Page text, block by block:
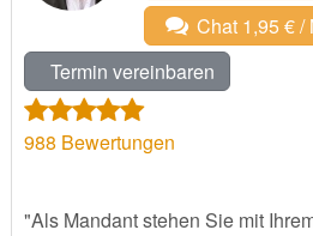
Chat 1,95 € /
Termin vereinbaren
988 Bewertungen
"Als Mandant stehen Sie mit